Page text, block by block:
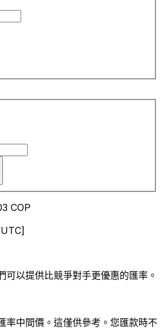
COP
可以提供比競爭對手更優惠的匯率。
率中間價。這僅供參考。您匯款時不